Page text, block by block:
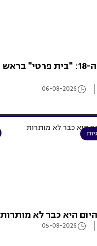
וילה בקומה ה-18: "בית פרטי" בראש
06-08-2026
היא כבר לא מותרות
05-08-2026